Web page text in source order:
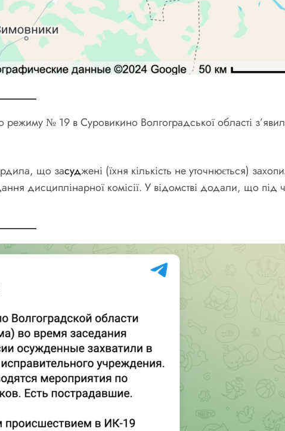
№ 19 в Суровикино Волгоградської області
що засуджені (їхня кількість не уточнюється)
дисциплінарної комісії. У відомстві додали, що під